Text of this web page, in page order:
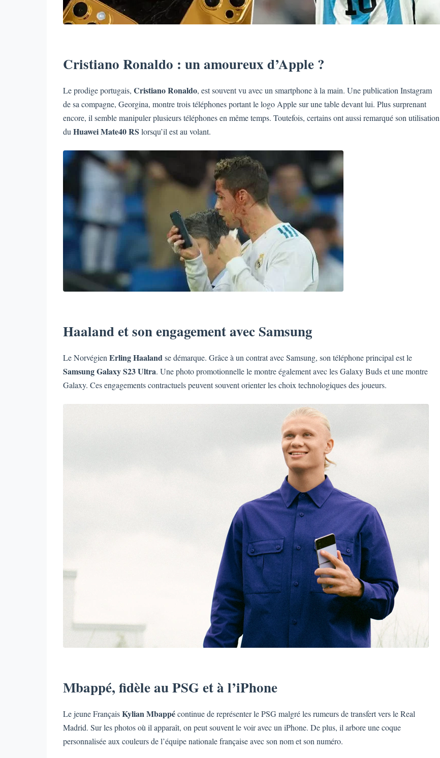
Cristiano Ronaldo : un amoureux d’Apple ?
Le prodige portugais, Cristiano Ronaldo, est souvent vu avec un smartphone à la main. Une publication Instagram
de sa compagne, Georgina, montre trois téléphones portant le logo Apple sur une table devant lui. Plus surprenant
encore, il semble manipuler plusieurs téléphones en même temps. Toutefois, certains ont aussi remarqué son utilisation
duHuawei Mate40 RS lorsqu’il est au volant.
Haaland et son engagement avec Samsung
Le NorvégienErling Haalandse démarque. Grâce à un contrat avec Samsung, son téléphone principal est le
Samsung Galaxy S23 Ultra. Une photo promotionnelle le montre également avec les Galaxy Buds et une montre
Galaxy. Ces engagements contractuels peuvent souvent orienter les choix technologiques des joueurs.
Mbappé, fidèle au PSG et à l’iPhone
Le jeune FrançaisKylian Mbappécontinue de représenter le PSG malgré les rumeurs de transfert vers le Real
Madrid. Sur les photos où il apparaît, on peut souvent le voir avec un iPhone. De plus, il arbore une coque
personnalisée aux couleurs de l’équipe nationale française avec son nom et son numéro.